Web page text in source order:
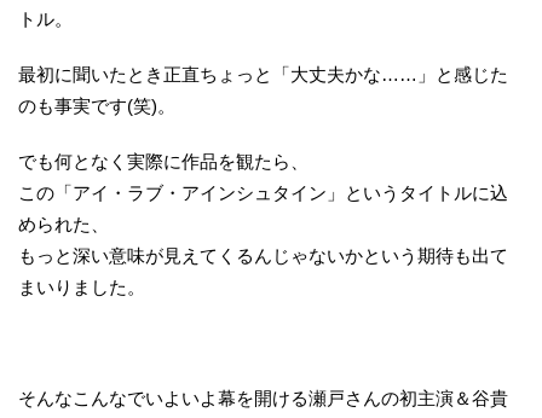
トル。
最初に聞いたとき正直ちょっと「大丈夫かな……」と感じた
のも事実です(笑)。
でも何となく実際に作品を観たら、
この「アイ・ラブ・アインシュタイン」というタイトルに込
められた、
もっと深い意味が見えてくるんじゃないかという期待も出て
まいりました。
そんなこんなでいよいよ幕を開ける瀬戸さんの初主演＆谷貴